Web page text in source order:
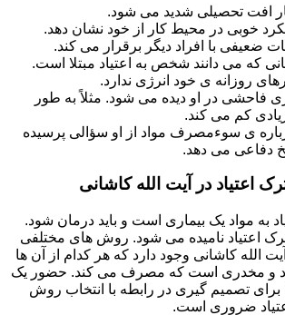
افت تحصیلی شدید می شود.
خوبی در محیط کار از خود نشان دهد.
ضعیفی با افراد دیگر برقرار می کند.
که می دانند شخص به اعتیاد مبتلا است.
روزانه ی خود انرژی ندارد.
فاحشی در او دیده می شود. مثلاً به طور
کم می کند.
ی سوءمصرف مواد از او سؤالی پرسیده
دفاعی می دهد.
اعتیاد در آیت الله کاشانی
به مواد یک بیماری است و باید درمان شود.
اعتیاد نامیده می شود. روش های مختلفی
الله کاشانی وجود دارد که هر کدام از آن ها
و مخدری است که مصرف می کند. حضور یک
تصمیم گیری در رابطه با انتخاب روش
ضروری است.